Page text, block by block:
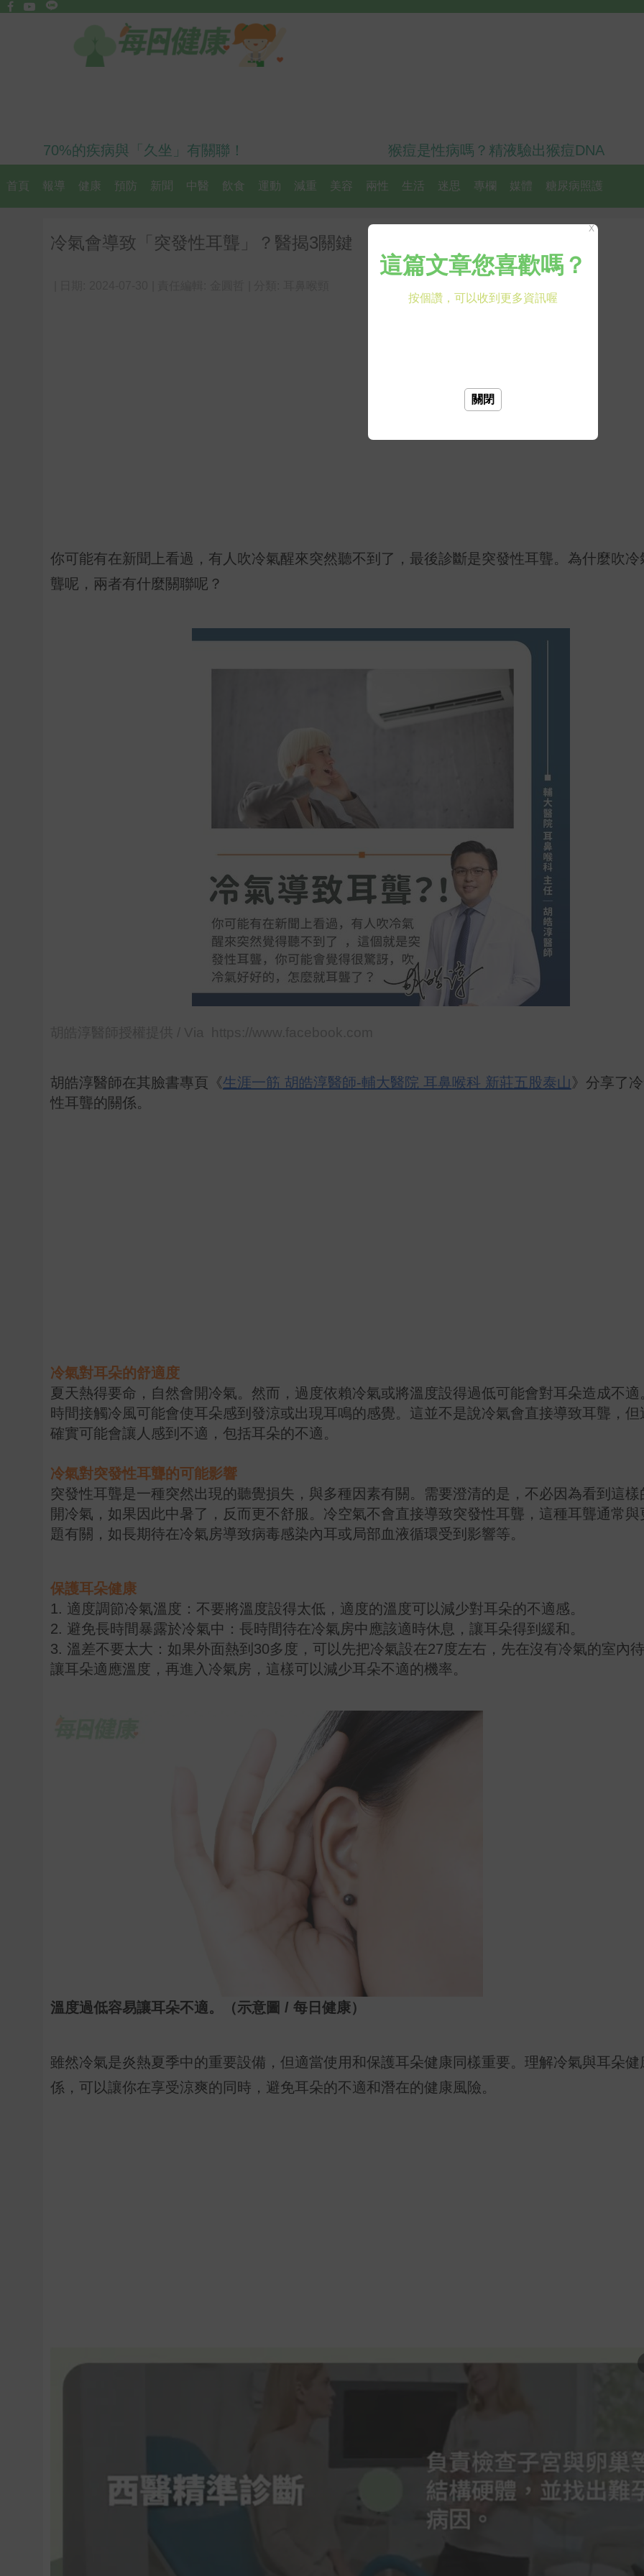
70%的疾病與「久坐」有關聯！ 猴痘是性病嗎？精液驗出猴痘DNA
首頁 報導 健康 預防 新聞 中醫 飲食 運動 減重 美容 兩性 生活 迷思 專欄 媒體 糖尿病照護
冷氣會導致「突發性耳聾」？醫揭3關鍵 這樣用冷氣才不傷耳
你可能有在新聞上看過，有人吹冷氣醒來突然聽不到了，最後診斷是突發性耳聾。為什麼吹冷
聾呢，兩者有什麼關聯呢？
胡皓淳醫師在其臉書專頁《生涯一筋 胡皓淳醫師-輔大醫院 耳鼻喉科 新莊五股泰山》分享了
性耳聾的關係。
冷氣對耳朵的舒適度
夏天熱得要命，自然會開冷氣。然而，過度依賴冷氣或將溫度設得過低可能會對耳朵造成不
時間接觸冷風可能會使耳朵感到發涼或出現耳鳴的感覺。這並不是說冷氣會直接導致耳聾，
確實可能會讓人感到不適，包括耳朵的不適。
冷氣對突發性耳聾的可能影響
突發性耳聾是一種突然出現的聽覺損失，與多種因素有關。需要澄清的是，不必因為看到這
開冷氣，如果因此中暑了，反而更不舒服。冷空氣不會直接導致突發性耳聾，這種耳聾通常
題有關，如長期待在冷氣房導致病毒感染內耳或局部血液循環受到影響等。
保護耳朵健康
1. 適度調節冷氣溫度：不要將溫度設得太低，適度的溫度可以減少對耳朵的不適感。
2. 避免長時間暴露於冷氣中：長時間待在冷氣房中應該適時休息，讓耳朵得到緩和。
3. 溫差不要太大：如果外面熱到30多度，可以先把冷氣設在27度左右，先在沒有冷氣的室內
讓耳朵適應溫度，再進入冷氣房，這樣可以減少耳朵不適的機率。
溫度過低容易讓耳朵不適。（示意圖 / 每日健康）
雖然冷氣是炎熱夏季中的重要設備，但適當使用和保護耳朵健康同樣重要。理解冷氣與耳朵
係，可以讓你在享受涼爽的同時，避免耳朵的不適和潛在的健康風險。
X
關閉